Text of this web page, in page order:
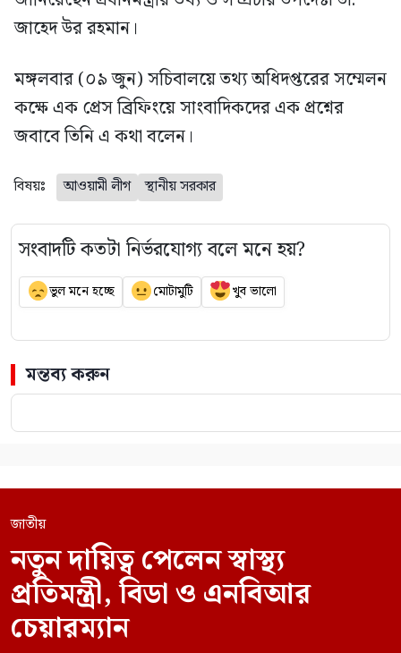
জাহেদ উর রহমান।
মঙ্গলবার (০৯ জুন) সচিবালয়ে তথ্য অধিদপ্তরের সম্মেলন
কক্ষে এক প্রেস ব্রিফিংয়ে সাংবাদিকদের এক প্রশ্নের
জবাবে তিনি এ কথা বলেন।
বিষয়ঃ আওয়ামী লীগ স্থানীয় সরকার
সংবাদটি কতটা নির্ভরযোগ্য বলে মনে হয়?
ভুল মনে হচ্ছে মোটামুটি খুব ভালো
মন্তব্য করুন
জাতীয়
নতুন দায়িত্ব পেলেন স্বাস্থ্য
প্রতিমন্ত্রী, বিডা ও এনবিআর
চেয়ারম্যান